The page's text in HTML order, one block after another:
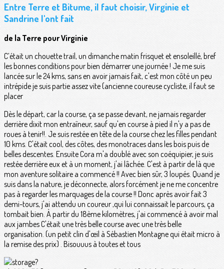
Entre Terre et Bitume, il faut choisir, Virginie et
Sandrine l'ont fait
de la Terre pour Virginie
C’était un chouette trail, un dimanche matin frisquet et ensoleillé, bref
les bonnes conditions pour bien démarrer une journée ! Je me suis
lancée sur le 24 kms, sans en avoir jamais fait, c'est mon côté un peu
intrépide je suis partie assez vite (ancienne coureuse cycliste, il faut se
placer
Dès le départ, car la course, ça se passe devant, ne jamais regarder
derrière dixit mon entraîneur, sauf qu'en course à pied il n'y a pas de
roues à tenir!!. Je suis restée en tête de la course chez les filles pendant
10 kms. C'était cool, des côtes, des monotraces dans les bois puis de
belles descentes. Ensuite Cora m'a doublé avec son coéquipier, je suis
restée derrière eux et à un moment, j'ai lâchée. C'est à partir de là que
mon aventure solitaire a commencé !! Avec bien sûr, 3 loupés. Quand je
suis dans la nature, je déconnecte, alors forcément je ne me concentre
pas à regarder les marquages de la course !! Donc après avoir fait 3
demi-tours, j'ai attendu un coureur ,qui lui connaissait le parcours, ça
tombait bien. À partir du 18ème kilomètres, j'ai commencé à avoir mal
aux jambes C'était une très belle course avec une très belle
organisation. (un petit clin d'œil à Sébastien Montagne qui était micro à
la remise des prix) . Bisouuus à toutes et tous